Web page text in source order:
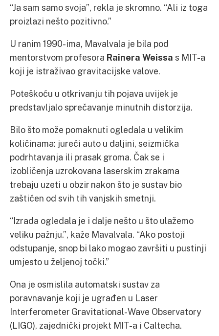
“Ja sam samo svoja”, rekla je skromno. “Ali iz toga
proizlazi nešto pozitivno.”
U ranim 1990-ima, Mavalvala je bila pod
mentorstvom profesora Rainera Weissa s MIT-a
koji je istraživao gravitacijske valove.
Poteškoću u otkrivanju tih pojava uvijek je
predstavljalo sprečavanje minutnih distorzija.
Bilo što može pomaknuti ogledala u velikim
količinama: jureći auto u daljini, seizmička
podrhtavanja ili prasak groma. Čak se i
izobličenja uzrokovana laserskim zrakama
trebaju uzeti u obzir nakon što je sustav bio
zaštićen od svih tih vanjskih smetnji.
“Izrada ogledala je i dalje nešto u što ulažemo
veliku pažnju.”, kaže Mavalvala. “Ako postoji
odstupanje, snop bi lako mogao završiti u pustinji
umjesto u željenoj točki.”
Ona je osmislila automatski sustav za
poravnavanje koji je ugrađen u Laser
Interferometer Gravitational-Wave Observatory
(LIGO), zajednički projekt MIT-a i Caltecha.